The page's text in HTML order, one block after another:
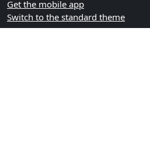
Get the mobile app
Switch to the standard theme